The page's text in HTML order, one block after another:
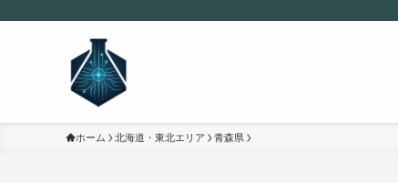
ホーム 北海道・東北エリア 青森県